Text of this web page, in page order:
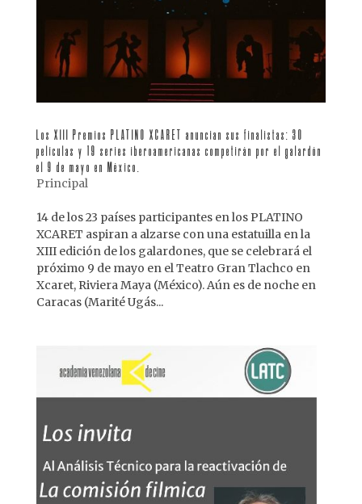
Los XIII Premios PLATINO XCARET anuncian sus finalistas: 30
películas y 19 series iberoamericanas competirán por el galardón
el 9 de mayo en México.
Principal
14 de los 23 países participantes en los PLATINO
XCARET aspiran a alzarse con una estatuilla en la
XIII edición de los galardones, que se celebrará el
próximo 9 de mayo en el Teatro Gran Tlachco en
Xcaret, Riviera Maya (México). Aún es de noche en
Caracas (Marité Ugás...